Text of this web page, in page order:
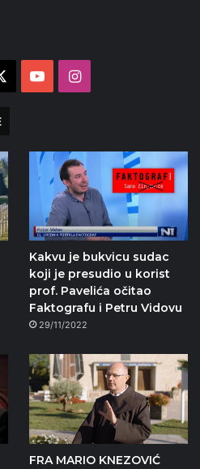
YouTubeInstagram
Kakvu je bukvicu sudac
koji je presudio u korist
prof. Pavelića očitao
Faktografu i Petru Vidovu
29/11/2022
FRA MARIO KNEZOVIĆ